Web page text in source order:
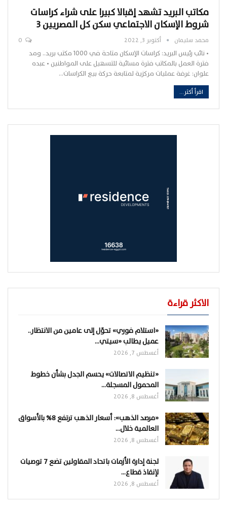
مكاتب البريد تشهد إقبالا كبيرا على شراء كراسات
شروط الإسكان الاجتماعي سكن كل المصريين 3
محمد سليمان أكتوبر 3, 2022
• نائب رئيس البريد: كراسات الإسكان متاحة في 1000 مكتب بريد.. ومد
فترة العمل بالمكاتب فترة مسائية للتسهيل على المواطنين • عبده
علوان: غرفة عمليات مركزية لمتابعة حركة بيع الكراسات…
اقرأ أكثر...
الاكثر قراءة
«استلام فوري» تحوّل إلى عامين من الانتظار..
عميل يطالب «سيتي…
أغسطس 7, 2026
«تنظيم الاتصالات» يحسم الجدل بشأن خطوط
المحمول المسجلة…
أغسطس 8, 2026
«مرصد الذهب»: أسعار الذهب ترتفع 8% بالأسواق
العالمية خلال…
أغسطس 8, 2026
لجنة إدارة الأزمات باتحاد المقاولين تضع 7 توصيات
لإنقاذ قطاع…
أغسطس 8, 2026